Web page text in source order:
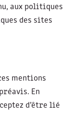
aux politiques
des sites
mentions
En
d’être lié